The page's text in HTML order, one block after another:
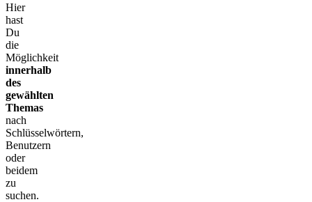
Hier
hast
Du
die
Möglichkeit
innerhalb
des
gewählten
Themas
nach
Schlüsselwörtern,
Benutzern
oder
beidem
zu
suchen.